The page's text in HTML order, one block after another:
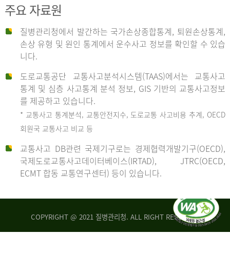
사
주요 자료원
질병관리청에서 발간하는 국가손상종합통계, 퇴원손상통계,
손상 유형 및 원인 통계에서 운수사고 정보를 확인할 수 있습
니다.
도로교통공단 교통사고분석시스템(TAAS)에서는 교통사고
통계 및 심층 사고통계 분석 정보, GIS 기반의 교통사고정보
를 제공하고 있습니다.
* 교통사고 통계분석, 교통안전지수, 도로교통 사고비용 추계, OECD
회원국 교통사고 비교 등
교통사고 DB관련 국제기구로는 경제협력개발기구(OECD),
국제도로교통사고데이터베이스(IRTAD), JTRC(OECD,
ECMT 합동 교통연구센터) 등이 있습니다.
COPYRIGHT @ 2021 질병관리청. ALL RIGHT RESERVED